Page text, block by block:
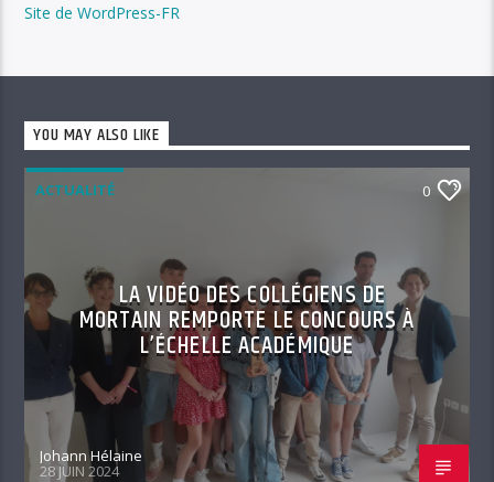
Site de WordPress-FR
YOU MAY ALSO LIKE
ACTUALITÉ 0
LA VIDÉO DES COLLÉGIENS DE
MORTAIN REMPORTE LE CONCOURS À
L’ÉCHELLE ACADÉMIQUE
Johann Hélaine
28 JUIN 2024